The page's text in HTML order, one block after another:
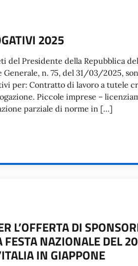
2025
del Presidente della Repubblica
Generale, n. 75, del 31/03/2025,
per: Contratto di lavoro a tutele
Piccole imprese –
parziale di norme in […]
L’OFFERTA DI
NAZIONALE DEL
IN GIAPPONE